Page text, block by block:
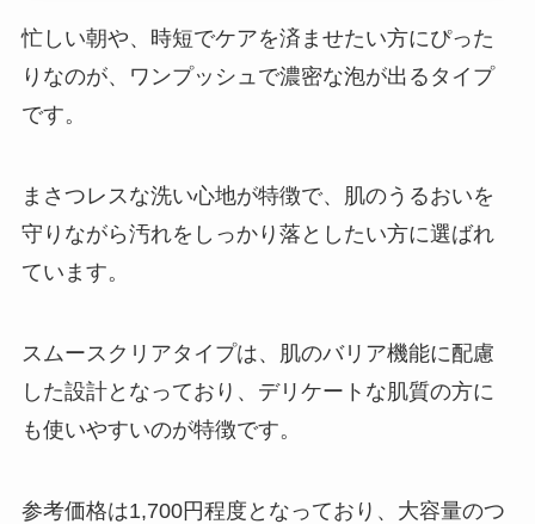
忙しい朝や、時短でケアを済ませたい方にぴった
りなのが、ワンプッシュで濃密な泡が出るタイプ
です。
まさつレスな洗い心地が特徴で、肌のうるおいを
守りながら汚れをしっかり落としたい方に選ばれ
ています。
スムースクリアタイプは、肌のバリア機能に配慮
した設計となっており、デリケートな肌質の方に
も使いやすいのが特徴です。
参考価格は1,700円程度となっており、大容量のつ